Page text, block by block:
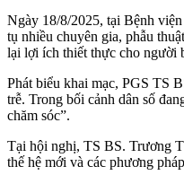
Ngày 18/8/2025, tại Bệnh
tụ nhiều chuyên gia, phẫu
lại lợi ích thiết thực cho người
Phát biểu khai mạc, PGS TS
trễ. Trong bối cảnh dân số
chăm sóc”.
Tại hội nghị, TS BS. Trương
thế hệ mới và các phương